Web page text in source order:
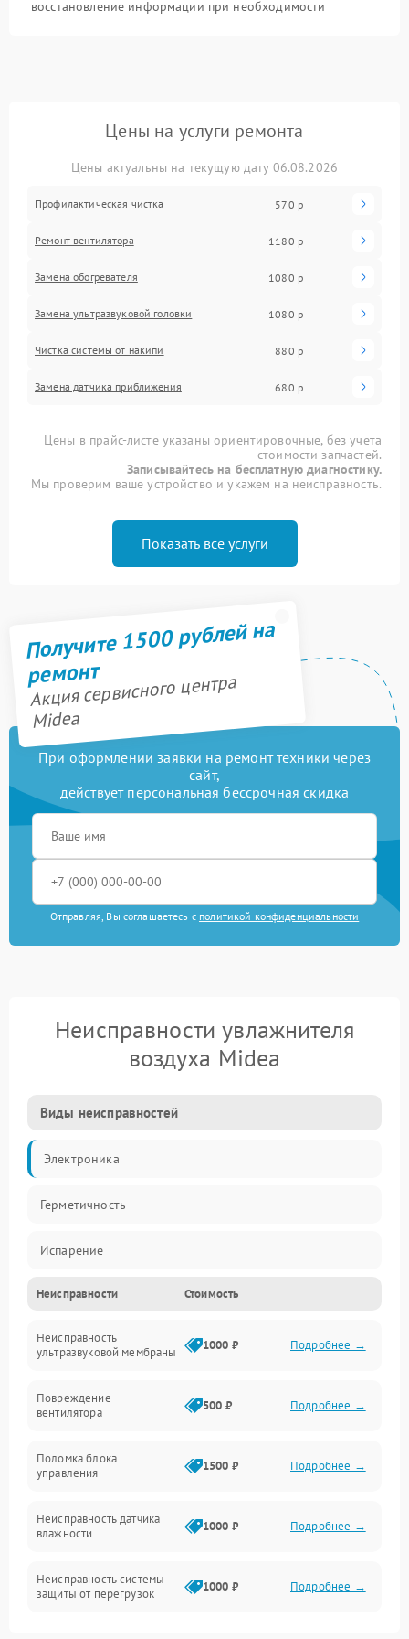
восстановление информации при необходимости
Цены на услуги ремонта
Цены актуальны на текущую дату 06.08.2026
Профилактическая чистка 570 р
Ремонт вентилятора 1180 р
Замена обогревателя 1080 р
Замена ультразвуковой головки 1080 р
Чистка системы от накипи 880 р
Замена датчика приближения 680 р
Цены в прайс-листе указаны ориентировочные, без учета
стоимости запчастей.
Записывайтесь на бесплатную диагностику.
Мы проверим ваше устройство и укажем на неисправность.
Показать все услуги
Получите 1500 рублей на
ремонт
Акция сервисного центра
Midea
При оформлении заявки на ремонт техники через
сайт,
действует персональная бессрочная скидка
Отправляя, Вы соглашаетесь с политикой конфиденциальности
Неисправности увлажнителя
воздуха Midea
Виды неисправностей
Электроника
Герметичность
Испарение
Водяной тракт
Механические повреждения
Датчики
Неисправности Стоимость
Неисправность
ультразвуковой мембраны
1000 ₽ Подробнее →
Повреждение
вентилятора
500 ₽ Подробнее →
Поломка блока
управления
1500 ₽ Подробнее →
Неисправность датчика
влажности
1000 ₽ Подробнее →
Неисправность системы
защиты от перегрузок
1000 ₽ Подробнее →